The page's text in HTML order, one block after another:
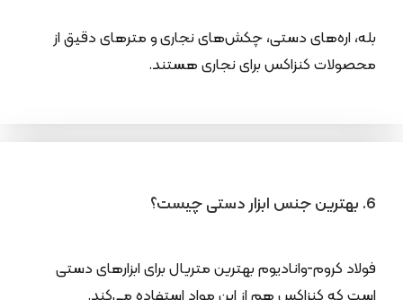
بله، اره‌های دستی، چکش‌های نجاری و مترهای دقیق از
محصولات کنزاکس برای نجاری هستند.
6. بهترین جنس ابزار دستی چیست؟
فولاد کروم-وانادیوم بهترین متریال برای ابزارهای دستی